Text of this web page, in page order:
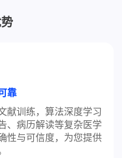
靠
献训练，算法深度学习
、病历解读等复杂医学
性与可信度，为您提供